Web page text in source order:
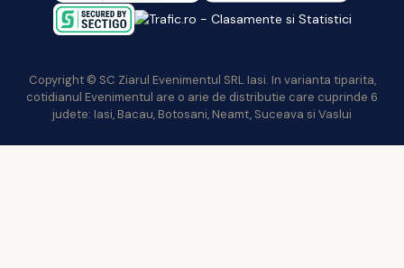
Copyright © SC Ziarul Evenimentul SRL Iasi. In varianta tiparita,
cotidianul Evenimentul are o arie de distributie care cuprinde 6
judete: Iasi, Bacau, Botosani, Neamt, Suceava si Vaslui